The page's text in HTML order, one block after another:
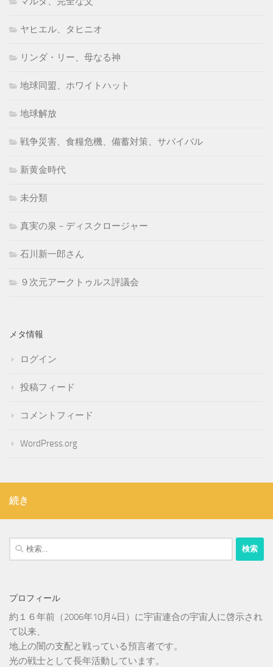
ヤヒエル、タヒニオ
リンダ・リー、母なる神
地球同盟、ホワイトハット
地球解放
戦争災害、食糧危機、備蓄対策、サバイバル
新黄金時代
未分類
真実の泉－ディスクロージャー
石川新一郎さん
９次元アークトゥルス評議会
メタ情報
ログイン
投稿フィード
コメントフィード
WordPress.org
続き
検
索:
プロフィール
約１６年前（2006年10月4日）に宇宙連合の宇宙人に啓示され
て以来、
地上の闇の支配と戦っている預言者です。
光の戦士として長年活動しています。